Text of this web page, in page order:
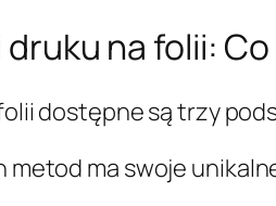
na folii:
dostępne są trzy
metod ma swoje